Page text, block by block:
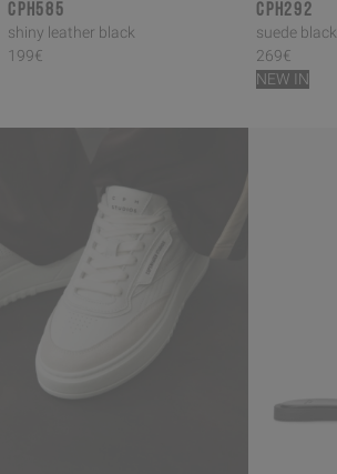
CPH585
shiny leather black
199€
CPH292
suede black
269€
NEW IN